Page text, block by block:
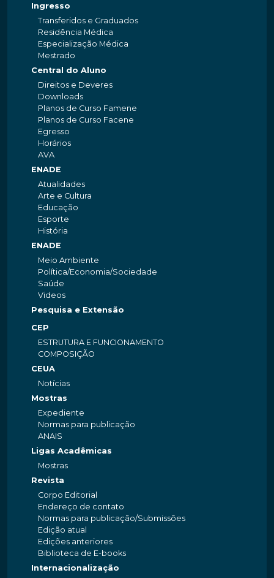
Ingresso
Transferidos e Graduados
Residência Médica
Especialização Médica
Mestrado
Central do Aluno
Direitos e Deveres
Downloads
Planos de Curso Famene
Planos de Curso Facene
Egresso
Horários
AVA
ENADE
Atualidades
Arte e Cultura
Educação
Esporte
História
ENADE
Meio Ambiente
Política/Economia/Sociedade
Saúde
Videos
Pesquisa e Extensão
CEP
ESTRUTURA E FUNCIONAMENTO
COMPOSIÇÃO
CEUA
Notícias
Mostras
Expediente
Normas para publicação
ANAIS
Ligas Acadêmicas
Mostras
Revista
Corpo Editorial
Endereço de contato
Normas para publicação/Submissões
Edição atual
Edições anteriores
Biblioteca de E-books
Internacionalização